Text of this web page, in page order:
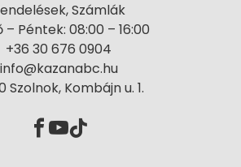
Számlák
– Péntek: 08:00 – 16:00
+36 30 676 0904
info@kazanabc.hu
Szolnok, Kombájn u. 1.